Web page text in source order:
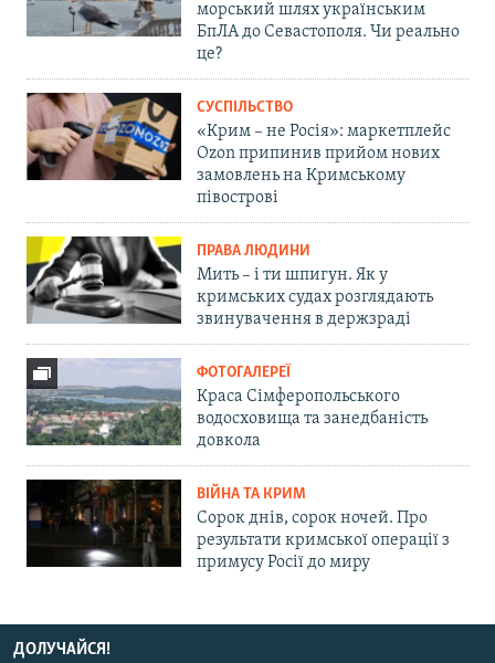
морський шлях українським
БпЛА до Севастополя. Чи реально
це?
СУСПІЛЬСТВО
«Крим – не Росія»: маркетплейс
Ozon припинив прийом нових
замовлень на Кримському
півострові
ПРАВА ЛЮДИНИ
Мить – і ти шпигун. Як у
кримських судах розглядають
звинувачення в держзраді
ФОТОГАЛЕРЕЇ
Краса Сімферопольського
водосховища та занедбаність
довкола
ВІЙНА ТА КРИМ
Сорок днів, сорок ночей. Про
результати кримської операції з
примусу Росії до миру
ДОЛУЧАЙСЯ!